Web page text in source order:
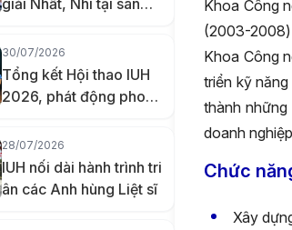
giải Nhất, Nhì tại sân
tế ở Đài Loan
30/07/2026
Tổng kết Hội thao IUH
2026, phát động phong
70 năm thành lập
trường
28/07/2026
IUH nối dài hành trình tri
ân các Anh hùng Liệt sĩ
Khoa Công
(2003-2008)
Khoa Công
triển kỹ
thành
doanh
Chức
Xây